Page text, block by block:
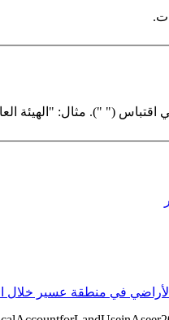
اقتباس (" "). مثال: "الهيئة
في منطقة عسير خلال الفترة